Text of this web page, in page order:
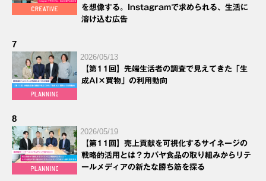
を想像する。Instagramで求められる、生活に
溶け込む広告
7
2026/05/13
【第11回】先端生活者の調査で見えてきた「生
成AI×買物」の利用動向
8
2026/05/19
【第11回】売上貢献を可視化するサイネージの
戦略的活用とは？カバヤ食品の取り組みからリテ
ールメディアの新たな勝ち筋を探る